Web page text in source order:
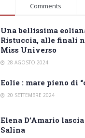
Comments
Una bellissima
Ristuccia, alle finali
Miss Universo
28 AGOSTO 2024
Eolie : mare pieno di
20 SETTEMBRE 2024
Elena D’Amario
Salina